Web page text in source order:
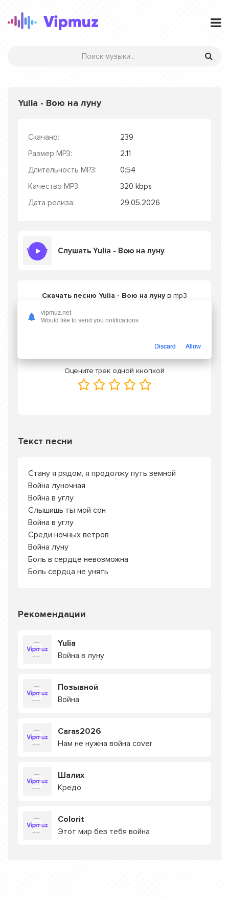
Yulia - Вою на луну
Скачано:
239
Размер MP3:
2.11
Длительность MP3:
0:54
Качество MP3:
320 kbps
Дата релиза:
29.05.2026
Слушать Yulia - Вою на луну
Скачать песню Yulia - Вою на луну в mp3
Оцените трек одной кнопкой
Текст песни
Стану я рядом, я продолжу путь земной
Война луночная
Война в углу
Слышишь ты мой сон
Война в углу
Среди ночных ветров
Война луну
Боль в сердце невозможна
Боль сердца не унять
Рекомендации
Yulia
Война в луну
Позывной
Война
Caras2026
Нам не нужна война cover
Шалих
Кредо
Colorit
Этот мир без тебя война
vipmuz.net
Would like to send you notifications
Discard Allow